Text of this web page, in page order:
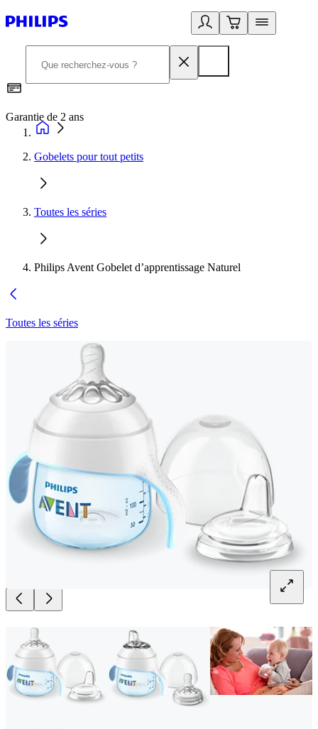
Garantie de 2 ans
Gobelets pour tout petits
Toutes les séries
Philips Avent Gobelet d’apprentissage Naturel
Toutes les séries